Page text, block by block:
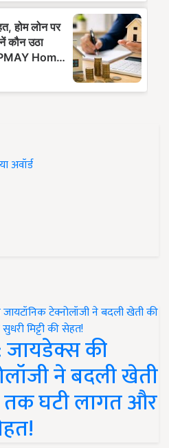
अवॉर्ड
जायडेक्स की
ने बदली खेती
तक घटी लागत और